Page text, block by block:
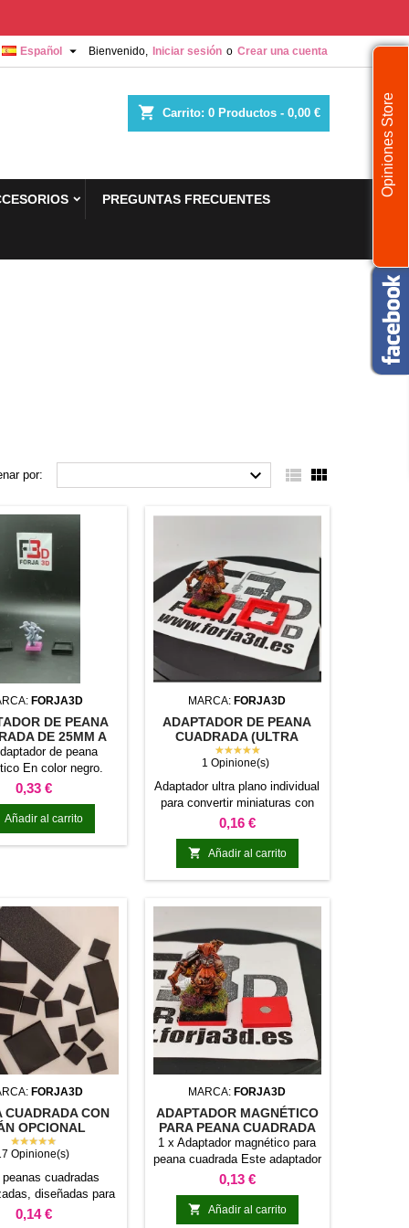
Bienvenido, Iniciar sesión o Crear una cuenta
Español 
shopping_cart Carrito: 0 Productos - 0,00 €
PREGUNTAS FRECUENTES
por:   
FORJA3D
DE PEANA
DE 25MM A
(MAGNÉTICO)
de peana
En color negro.
Precio
0,33 €
Añadir al carrito
MARCA:FORJA3D
ADAPTADOR DE PEANA
CUADRADA (ULTRA
PLANO - CON PESTAÑA)
★★★★★
1 Opinione(s)
Adaptador ultra plano individual
para convertir miniaturas con
peana cuadrada
Precio
0,16 €
 Añadir al carrito
FORJA3D
CUADRADA CON
OPCIONAL
★★★★★
Opinione(s)
cuadradas
diseñadas para
perfectamente a
Precio
0,14 €
MARCA: FORJA3D
ADAPTADOR MAGNÉTICO
PARA PEANA CUADRADA
(ALZA)
1 x Adaptador magnético para
peana cuadrada Este adaptador
te permite pegarlo debajo de la
peana de tus miniaturas:
Convierte tus peanas normales,
en peanas magnéticas
Precio
0,13 €
 Añadir al carrito
Opiniones Store